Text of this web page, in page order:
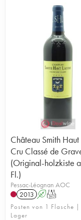
Château Smith Haut
Cru Classé de
(Original-holzkiste
Fl.)
Pessac-Léognan AOC
2013 AT
Posten von 1 Flasche
Lager